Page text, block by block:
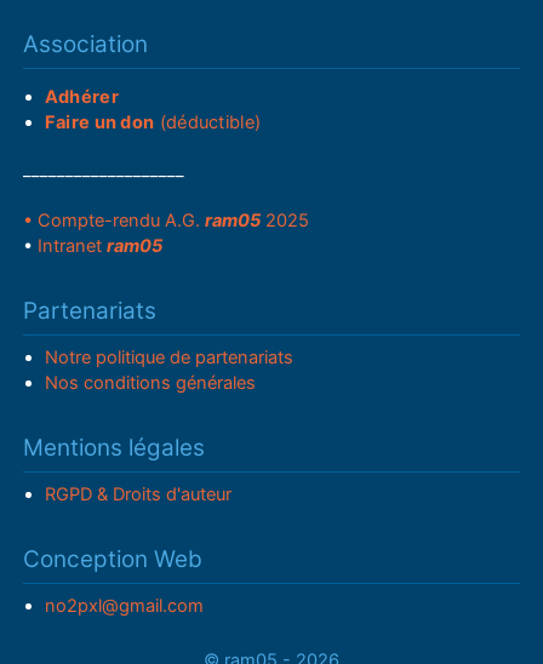
Association
Adhérer
Faire un don (déductible)
• Compte-rendu A.G.ram05 2025
• Intranetram05
Partenariats
Notre politique de partenariats
Nos conditions générales
Mentions légales
RGPD & Droits d'auteur
Conception Web
no2pxl@gmail.com